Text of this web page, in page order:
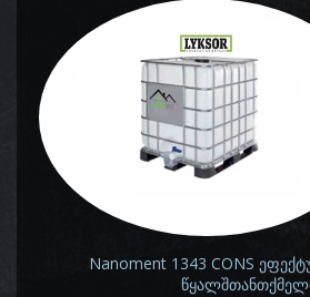
Nanoment 1343 CONS